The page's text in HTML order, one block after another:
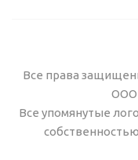
Все права
ООО
Все упомянутые